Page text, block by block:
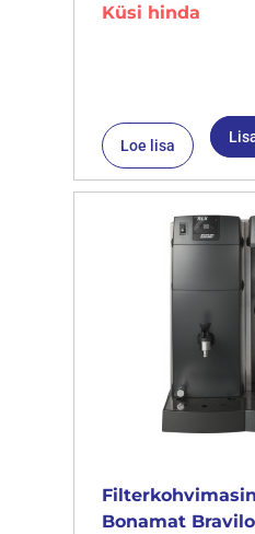
Küsi hinda
Loe lisa
Bonamat